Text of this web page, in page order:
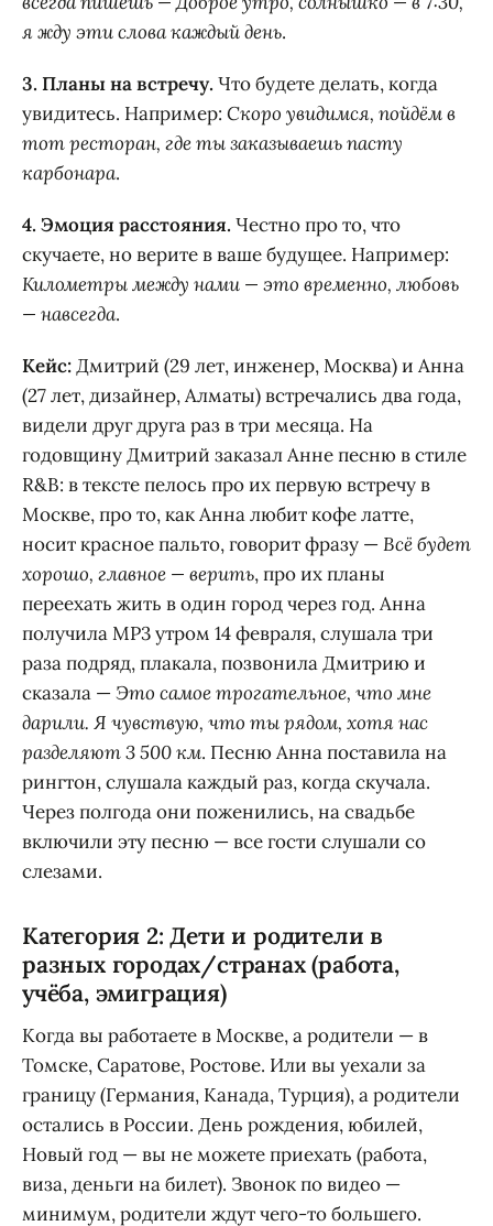
я жду эти слова каждый день.
3. Планы на встречу. Что будете делать, когда
увидитесь. Например: Скоро увидимся, пойдём в
тот ресторан, где ты заказываешь пасту
карбонара.
4. Эмоция расстояния. Честно про то, что
скучаете, но верите в ваше будущее. Например:
Километры между нами — это временно, любовь
— навсегда.
Кейс:Дмитрий (29 лет, инженер, Москва) и Анна
(27 лет, дизайнер, Алматы) встречались два года,
видели друг друга раз в три месяца. На
годовщину Дмитрий заказал Анне песню в стиле
R&B: в тексте пелось про их первую встречу в
Москве, про то, как Анна любит кофе латте,
носит красное пальто, говорит фразу —Всё будет
хорошо, главное — верить, про их планы
переехать жить в один город через год. Анна
получила MP3 утром 14 февраля, слушала три
раза подряд, плакала, позвонила Дмитрию и
сказала —Это самое трогательное, что мне
дарили. Я чувствую, что ты рядом, хотя нас
разделяют 3 500 км. Песню Анна поставила на
рингтон, слушала каждый раз, когда скучала.
Через полгода они поженились, на свадьбе
включили эту песню — все гости слушали со
слезами.
Категория 2: Дети и родители в
разных городах/странах (работа,
учёба, эмиграция)
Когда вы работаете в Москве, а родители — в
Томске, Саратове, Ростове. Или вы уехали за
границу (Германия, Канада, Турция), а родители
остались в России. День рождения, юбилей,
Новый год — вы не можете приехать (работа,
виза, деньги на билет). Звонок по видео —
минимум, родители ждут чего-то большего.